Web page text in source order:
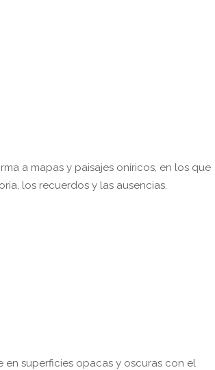
a mapas y paisajes oníricos, en los que
los recuerdos y las ausencias.
superficies opacas y oscuras con el